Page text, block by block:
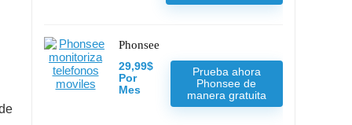
Phonsee
29,99$
Por
Mes
Prueba ahora
Phonsee de
manera gratuita